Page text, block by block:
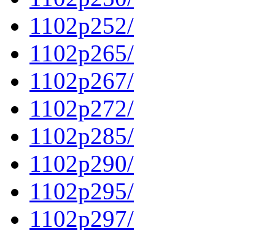
1102p252/
1102p265/
1102p267/
1102p272/
1102p285/
1102p290/
1102p295/
1102p297/